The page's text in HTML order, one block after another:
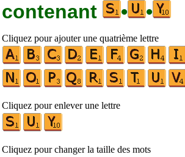
contenant
• •
Cliquez pour ajouter une quatrième lettre
Cliquez pour enlever une lettre
Cliquez pour changer la taille des mots